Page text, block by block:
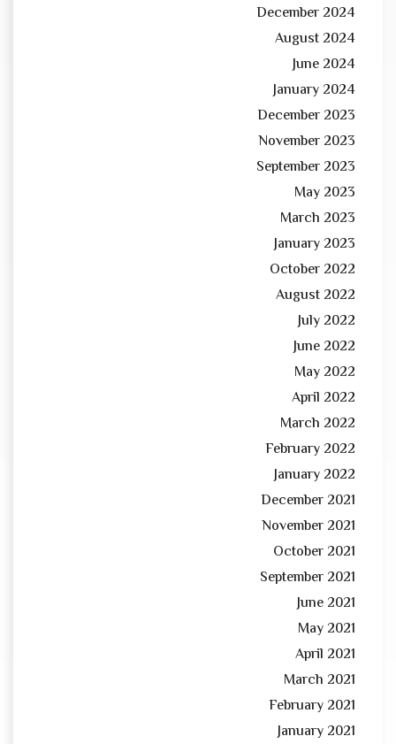
December 2024
August 2024
June 2024
January 2024
December 2023
November 2023
September 2023
May 2023
March 2023
January 2023
October 2022
August 2022
July 2022
June 2022
May 2022
April 2022
March 2022
February 2022
January 2022
December 2021
November 2021
October 2021
September 2021
June 2021
May 2021
April 2021
March 2021
February 2021
January 2021